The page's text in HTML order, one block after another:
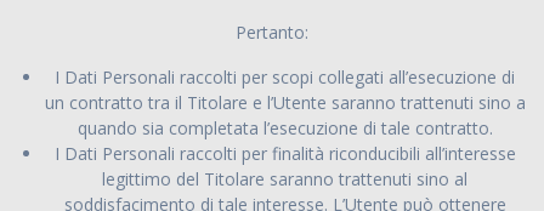
Pertanto:
I Dati Personali raccolti per scopi collegati all’esecuzione di
un contratto tra il Titolare e l’Utente saranno trattenuti sino a
quando sia completata l’esecuzione di tale contratto.
I Dati Personali raccolti per finalità riconducibili all’interesse
legittimo del Titolare saranno trattenuti sino al
soddisfacimento di tale interesse. L’Utente può ottenere